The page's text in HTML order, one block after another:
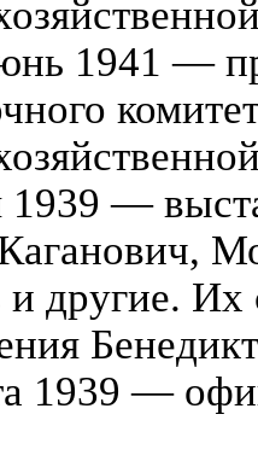
1941 —
—
другие. Их
1939 —